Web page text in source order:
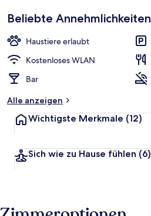
Beliebte Annehmlichkeiten
Haustiere erlaubt
Kostenloses WLAN
Bar
Alle anzeigen
Wichtigste Merkmale (12)
Sich wie zu Hause fühlen (6)